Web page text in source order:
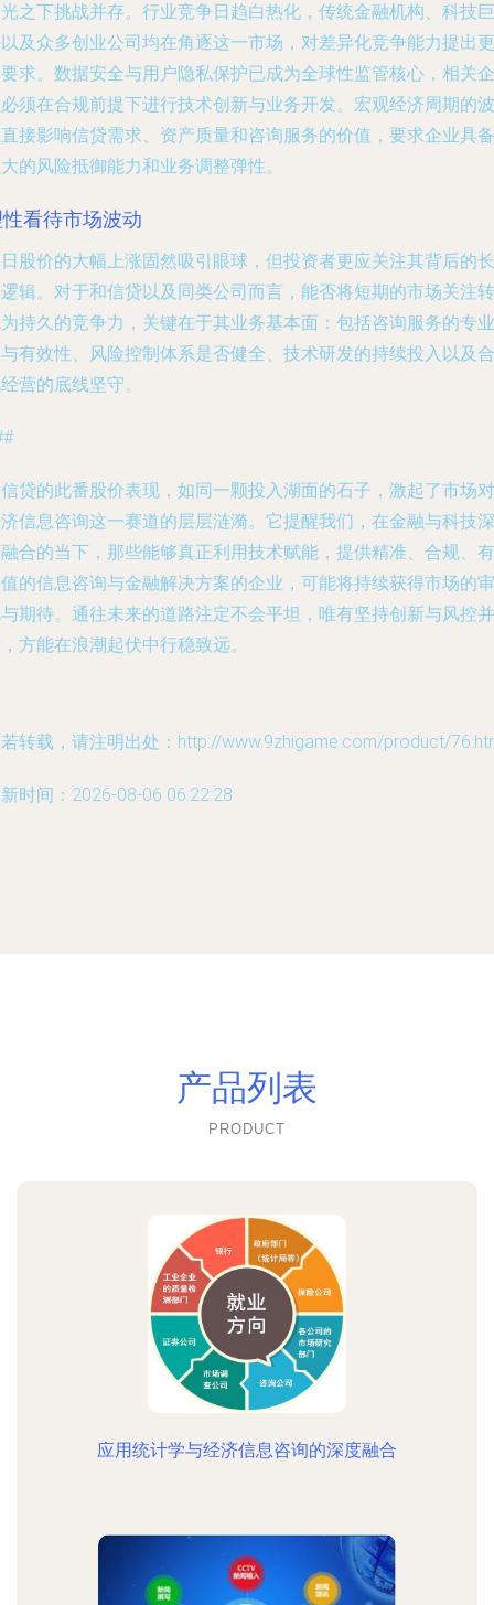
之下挑战并存。行业竞争日趋白热化，传统金融机构、科技巨
及众多创业公司均在角逐这一市场，对差异化竞争能力提出更
求。数据安全与用户隐私保护已成为全球性监管核心，相关企
须在合规前提下进行技术创新与业务开发。宏观经济周期的波
接影响信贷需求、资产质量和咨询服务的价值，要求企业具备
的风险抵御能力和业务调整弹性。
看待市场波动
股价的大幅上涨固然吸引眼球，但投资者更应关注其背后的长
辑。对于和信贷以及同类公司而言，能否将短期的市场关注转
持久的竞争力，关键在于其业务基本面：包括咨询服务的专业
有效性、风险控制体系是否健全、技术研发的持续投入以及合
营的底线坚守。
贷的此番股价表现，如同一颗投入湖面的石子，激起了市场对
信息咨询这一赛道的层层涟漪。它提醒我们，在金融与科技深
合的当下，那些能够真正利用技术赋能，提供精准、合规、有
的信息咨询与金融解决方案的企业，可能将持续获得市场的审
期待。通往未来的道路注定不会平坦，唯有坚持创新与风控并
方能在浪潮起伏中行稳致远。
转载，请注明出处：http://www.9zhigame.com/product/
时间：2026-08-06 06:22:28
产品列表
PRODUCT
应用统计学与经济信息咨询的深度融合